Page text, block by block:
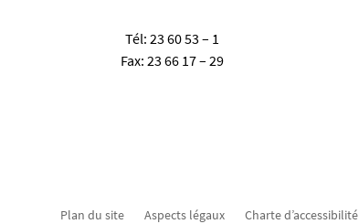
Tél: 23 60 53 – 1
Fax: 23 66 17 – 29
Plan du site Aspects légaux Charte d’accessibilité